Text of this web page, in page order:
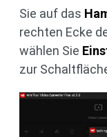
Sie auf das
rechten Ecke
wählen Sie
zur